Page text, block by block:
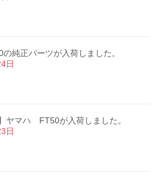
純正パーツが入荷しました。
日
ヤマハ FT50が入荷しました。
日